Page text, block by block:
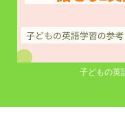
子どもの英